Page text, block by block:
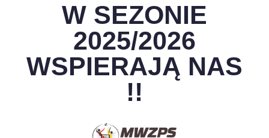
W SEZONIE
2025/2026
WSPIERAJĄ NAS
!!